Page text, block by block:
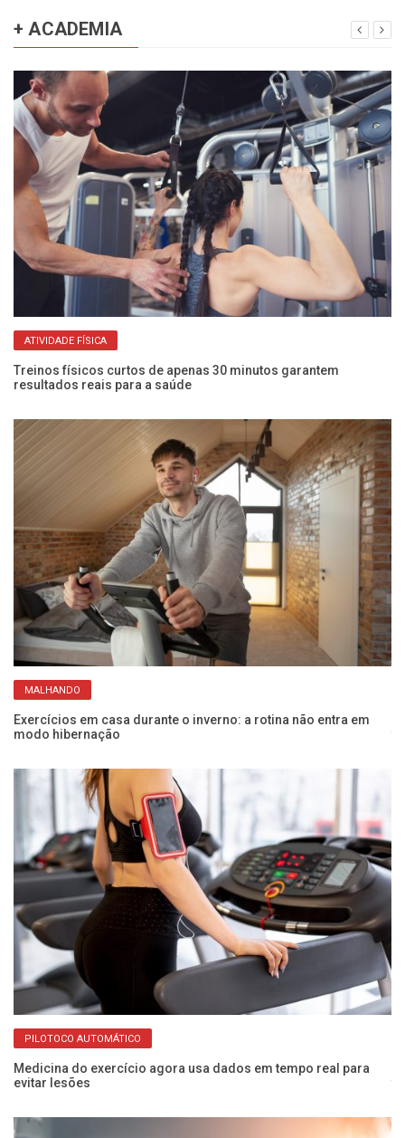
+ ACADEMIA
ATIVIDADE FÍSICA
Treinos físicos curtos de apenas 30 minutos garantem
resultados reais para a saúde
MALHANDO
Exercícios em casa durante o inverno: a rotina não entra em
modo hibernação
PILOTOCO AUTOMÁTICO
Medicina do exercício agora usa dados em tempo real para
evitar lesões